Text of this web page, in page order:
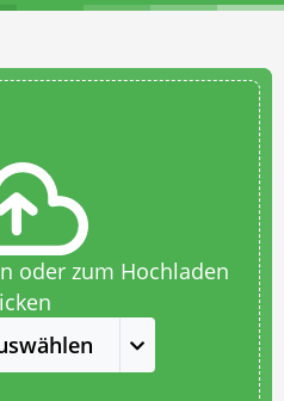
oder zum Hochladen